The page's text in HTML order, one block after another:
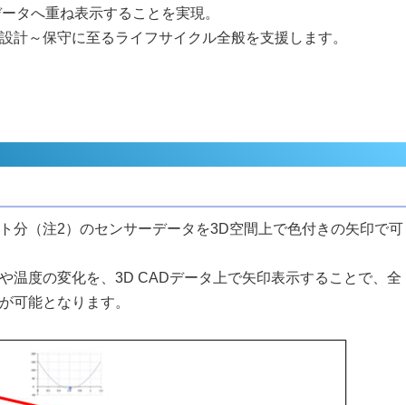
タへ重ね表示することを実現。
～保守に至るライフサイクル全般を支援します。
分（注2）のセンサーデータを3D空間上で色付きの矢印で可
温度の変化を、3D CADデータ上で矢印表示することで、全
可能となります。